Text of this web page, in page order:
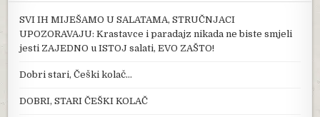
SVI IH MIJEŠAMO U SALATAMA, STRUČNJACI
UPOZORAVAJU: Krastavce i paradajz nikada ne biste smjeli
jesti ZAJEDNO u ISTOJ salati, EVO ZAŠTO!
Dobri stari, Češki kolač…
DOBRI, STARI ČEŠKI KOLAČ